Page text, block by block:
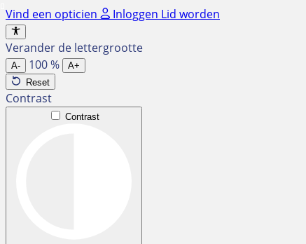
Ga
naar
de
inhoud
Vind een opticien Inloggen Lid worden
Verander de lettergrootte
A- 100%
A+
Reset
Contrast
Contrast